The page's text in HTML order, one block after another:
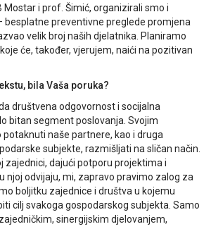
Mostar i prof. Šimić, organizirali smo i
besplatne preventivne preglede promjena
velik broj naših djelatnika. Planiramo
će, također, vjerujem, naići na pozitivan
bila Vaša poruka?
društvena odgovornost i socijalna
bitan segment poslovanja. Svojim
naše partnere, kao i druga
subjekte, razmišljati na sličan način.
zajednici, dajući potporu projektima i
njoj odvijaju, mi, zapravo pravimo zalog za
boljitku zajednice i društva u kojemu
cilj svakoga gospodarskog subjekta. Samo
sinergijskim djelovanjem,